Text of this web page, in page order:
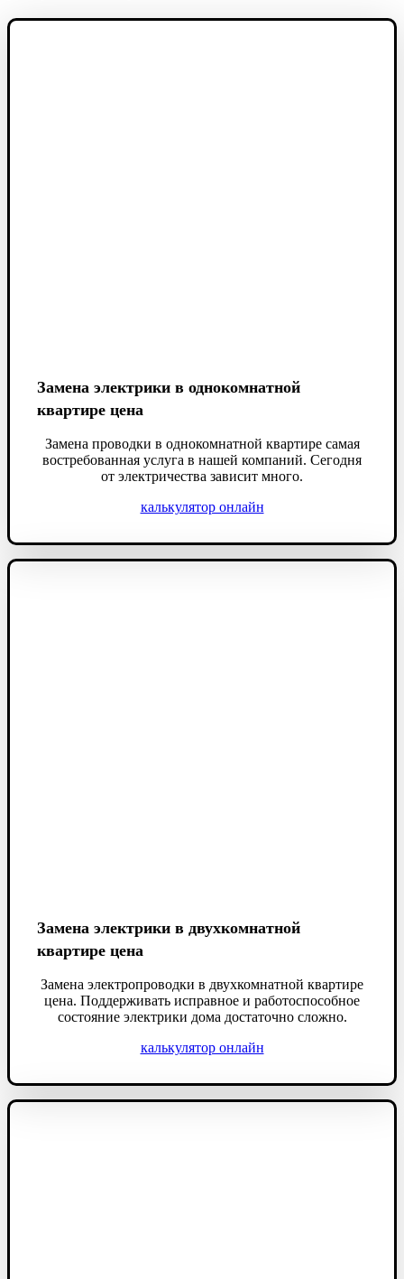
Замена электрики в однокомнатной
квартире цена
Замена проводки в однокомнатной квартире самая
востребованная услуга в нашей компаний. Сегодня
от электричества зависит много.
калькулятор онлайн
Замена электрики в двухкомнатной
квартире цена
Замена электропроводки в двухкомнатной квартире
цена. Поддерживать исправное и работоспособное
состояние электрики дома достаточно сложно.
калькулятор онлайн